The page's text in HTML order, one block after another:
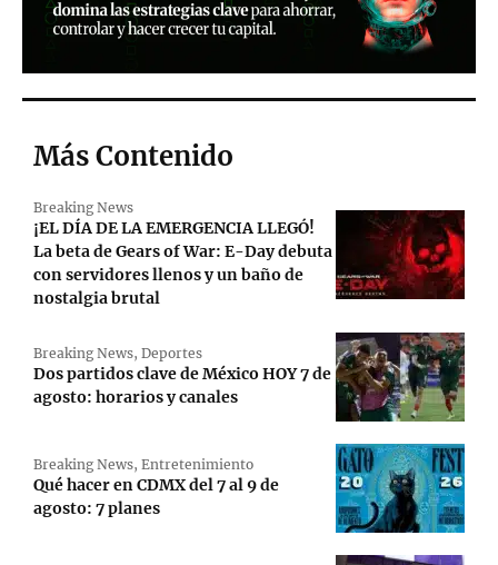
Más Contenido
Breaking News
¡EL DÍA DE LA EMERGENCIA LLEGÓ!
La beta de Gears of War: E-Day debuta
con servidores llenos y un baño de
nostalgia brutal
Breaking News, Deportes
Dos partidos clave de México HOY 7 de
agosto: horarios y canales
Breaking News, Entretenimiento
Qué hacer en CDMX del 7 al 9 de
agosto: 7 planes